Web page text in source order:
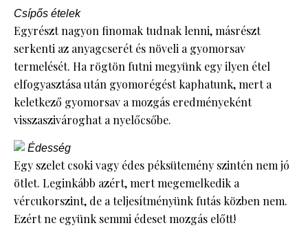
Csípős ételek
Egyrészt nagyon finomak tudnak lenni, másrészt
serkenti az anyagcserét és növeli a gyomorsav
termelését. Ha rögtön futni megyünk egy ilyen étel
elfogyasztása után gyomorégést kaphatunk, mert a
keletkező gyomorsav a mozgás eredményeként
visszaszivároghat a nyelőcsőbe.
Édesség
Egy szelet csoki vagy édes péksütemény szintén nem jó
ötlet. Leginkább azért, mert megemelkedik a
vércukorszint, de a teljesítményünk futás közben nem.
Ezért ne együnk semmi édeset mozgás előtt!